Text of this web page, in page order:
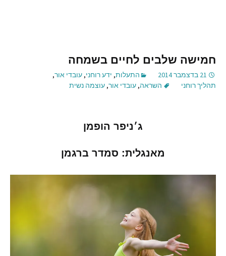
חמישה שלבים לחיים בשמחה
21 בדצמבר 2014 התעלות, ידע רוחני, עובדי אור,
תהליך רוחני
השראה, עובדי אור, עוצמה נשית
ג׳ניפר הופמן
מאנגלית: סמדר ברגמן